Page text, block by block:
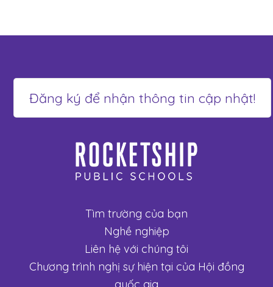
Tìm trường của bạn
Nghề nghiệp
Liên hệ với chúng tôi
Chương trình nghị sự hiện tại của Hội đồng